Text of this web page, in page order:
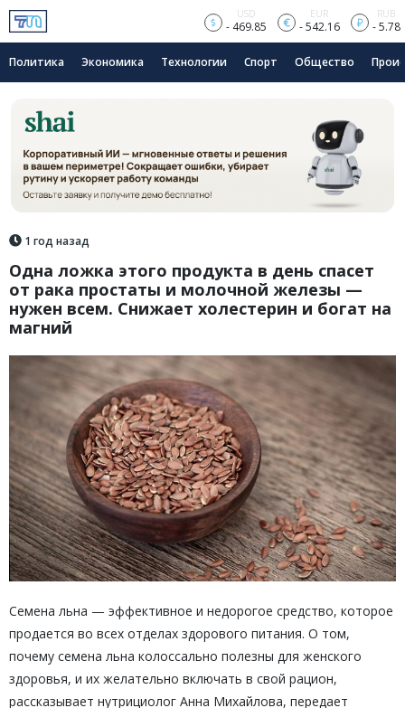
USD
- 469.85
EUR
- 542.16
RUB
- 5.78
Политика Экономика Технологии Спорт Общество
1 год назад
Одна ложка этого продукта в день спасет
от рака простаты и молочной железы —
нужен всем. Снижает холестерин и богат на
магний
Семена льна — эффективное и недорогое средство, которое
продается во всех отделах здорового питания. О том,
почему семена льна колоссально полезны для женского
здоровья, и их желательно включать в свой рацион,
рассказывает нутрициолог Анна Михайлова, передает